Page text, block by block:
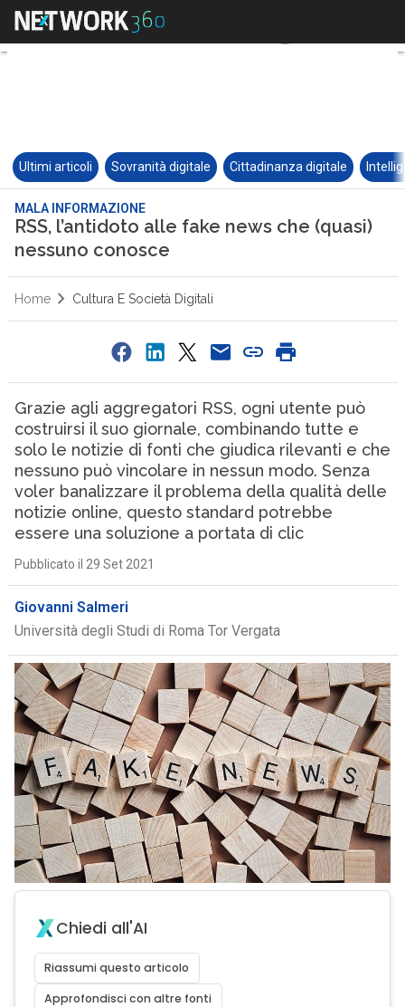
Ultimi articoli Sovranità digitale Cittadinanza digitale
MALA INFORMAZIONE
RSS, l’antidoto alle fake news che (quasi)
nessuno conosce
Home Cultura E Società Digitali
Grazie agli aggregatori RSS, ogni utente può
costruirsi il suo giornale, combinando tutte e
solo le notizie di fonti che giudica rilevanti e che
nessuno può vincolare in nessun modo. Senza
voler banalizzare il problema della qualità delle
notizie online, questo standard potrebbe
essere una soluzione a portata di clic
Pubblicato il 29 Set 2021
Giovanni Salmeri
Università degli Studi di Roma Tor Vergata
Chiedi all'AI
Riassumi questo articolo
Approfondisci con altre fonti